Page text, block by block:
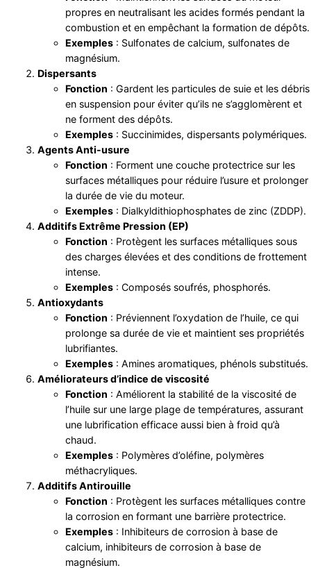
propres en neutralisant les acides formés pendant la
combustion et en empêchant la formation de dépôts.
Exemples : Sulfonates de calcium, sulfonates de
magnésium.
Dispersants
Fonction : Gardent les particules de suie et les débris
en suspension pour éviter qu’ils ne s’agglomèrent et
ne forment des dépôts.
Exemples : Succinimides, dispersants polymériques.
Agents Anti-usure
Fonction : Forment une couche protectrice sur les
surfaces métalliques pour réduire l’usure et prolonger
la durée de vie du moteur.
Exemples : Dialkyldithiophosphates de zinc (ZDDP).
Additifs Extrême Pression (EP)
Fonction : Protègent les surfaces métalliques sous
des charges élevées et des conditions de frottement
intense.
Exemples : Composés soufrés, phosphorés.
Antioxydants
Fonction : Préviennent l’oxydation de l’huile, ce qui
prolonge sa durée de vie et maintient ses propriétés
lubrifiantes.
Exemples : Amines aromatiques, phénols substitués.
Améliorateurs d’indice de viscosité
Fonction : Améliorent la stabilité de la viscosité de
l’huile sur une large plage de températures, assurant
une lubrification efficace aussi bien à froid qu’à
chaud.
Exemples : Polymères d’oléfine, polymères
méthacryliques.
Additifs Antirouille
Fonction : Protègent les surfaces métalliques contre
la corrosion en formant une barrière protectrice.
Exemples : Inhibiteurs de corrosion à base de
calcium, inhibiteurs de corrosion à base de
magnésium.